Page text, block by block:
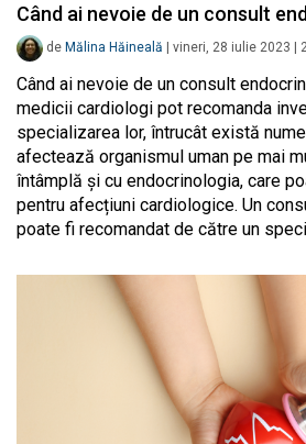
Când ai nevoie de un consult
de Mălina Hăineală vineri, 28 iulie 2023
Când ai nevoie de un consult
medicii cardiologi pot recomanda
specializarea lor, întrucât există
afectează organismul uman pe mai
întâmplă și cu endocrinologia, care
pentru afecțiuni cardiologice. Un
poate fi recomandat de către un